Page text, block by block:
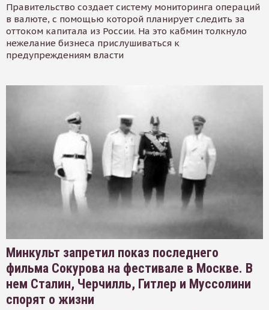
Правительство создает систему мониторинга операций
в валюте, с помощью которой планирует следить за
оттоком капитала из России. На это кабмин толкнуло
нежелание бизнеса прислушиваться к
предупреждениям власти
Минкульт запретил показ последнего
фильма Сокурова на фестивале в Москве. В
нем Сталин, Черчилль, Гитлер и Муссолини
спорят о жизни